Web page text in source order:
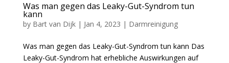
Was man gegen das Leaky-Gut-Syndrom tun
kann
by Bart van Dijk| Jan 4, 2023 | Darmreinigung
Was man gegen das Leaky-Gut-Syndrom tun kann Das
Leaky-Gut-Syndrom hat erhebliche Auswirkungen auf